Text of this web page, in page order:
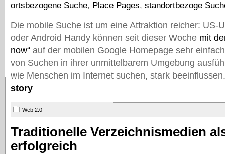
ortsbezogene Suche, Place Pages, standortbezoge
Die mobile Suche ist um eine Attraktion reicher: US-
oder Android Handy können seit dieser Woche mit
now“ auf der mobilen Google Homepage sehr
von Suchen in ihrer unmittelbarem Umgebung
wie Menschen im Internet suchen, stark
story
Web 2.0
Traditionelle Verzeichnismedien
erfolgreich